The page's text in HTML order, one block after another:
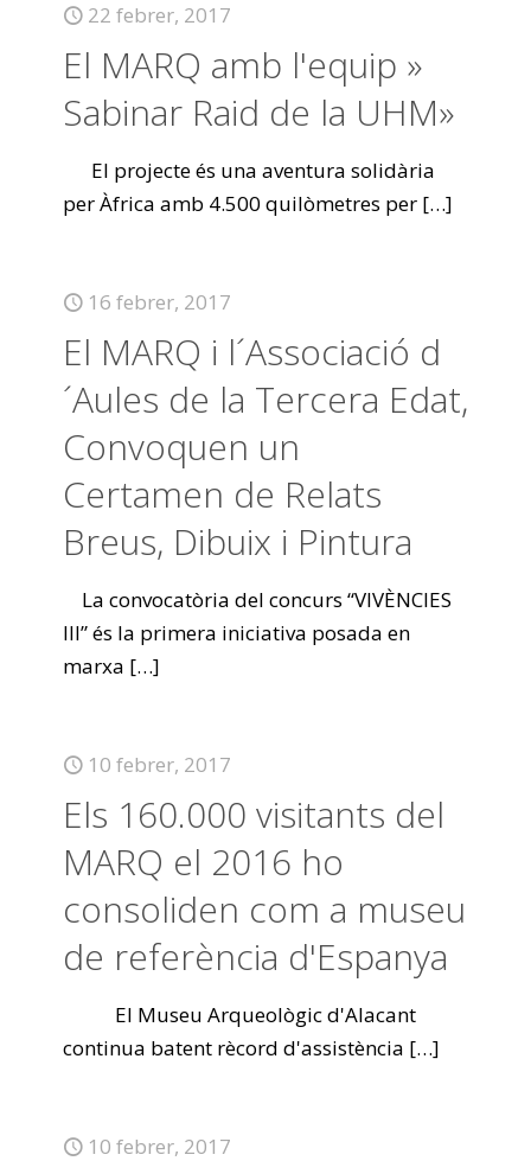
22 febrer, 2017
El MARQ amb l'equip »
Sabinar Raid de la UHM»
El projecte és una aventura solidària
per Àfrica amb 4.500 quilòmetres per […]
16 febrer, 2017
El MARQ i l´Associació d
´Aules de la Tercera Edat,
Convoquen un
Certamen de Relats
Breus, Dibuix i Pintura
La convocatòria del concurs “VIVÈNCIES
III” és la primera iniciativa posada en
marxa […]
10 febrer, 2017
Els 160.000 visitants del
MARQ el 2016 ho
consoliden com a museu
de referència d'Espanya
El Museu Arqueològic d'Alacant
continua batent rècord d'assistència […]
10 febrer, 2017